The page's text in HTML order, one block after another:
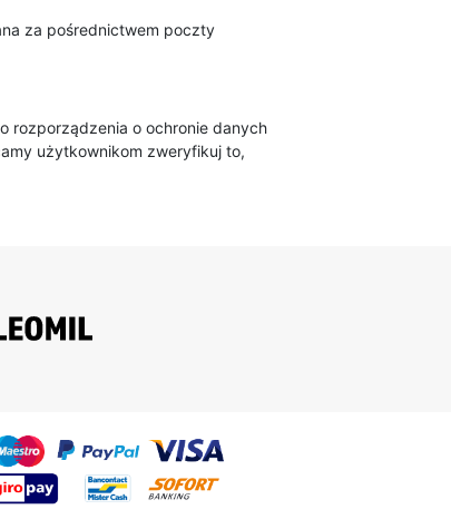
za pośrednictwem poczty
rozporządzenia o ochronie danych
użytkownikom zweryfikuj to,